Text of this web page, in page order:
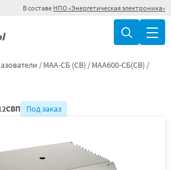
В составе НПО «Энергетическая электроника»
МАА-СБ (СВ)
МАА600-СБ(СВ)
Под заказ